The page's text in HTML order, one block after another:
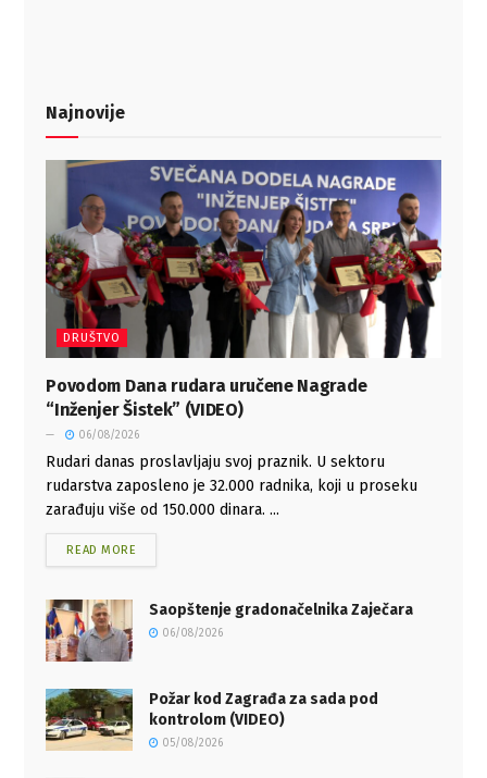
Najnovije
DRUŠTVO
Povodom Dana rudara uručene Nagrade
“Inženjer Šistek” (VIDEO)
06/08/2026
Rudari danas proslavljaju svoj praznik. U sektoru
rudarstva zaposleno je 32.000 radnika, koji u proseku
zarađuju više od 150.000 dinara. ...
READ MORE
Saopštenje gradonačelnika Zaječara
06/08/2026
Požar kod Zagrađa za sada pod
kontrolom (VIDEO)
05/08/2026